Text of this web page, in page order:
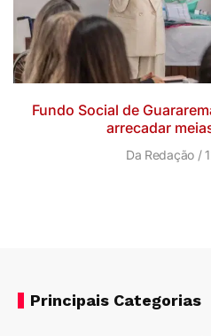
Fundo Social de
arrecadar
Da Redação
Principais Categorias